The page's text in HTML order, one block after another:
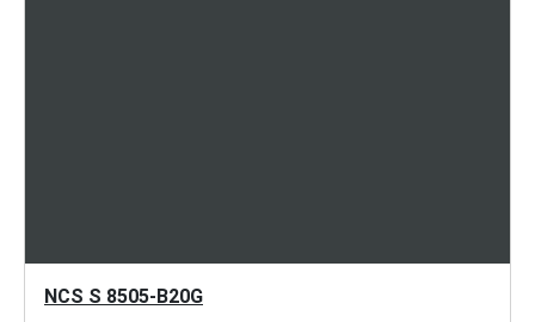
NCS S 8505-B20G